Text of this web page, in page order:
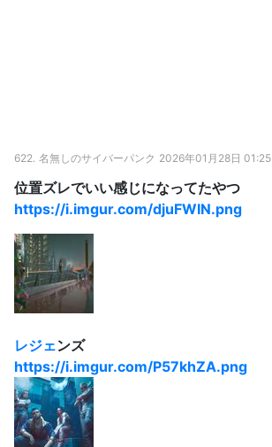
622. 名無しのサイバーパンク 2026年01月28日 01:25
位置ズレでいい感じになってたやつ
https://i.imgur.com/djuFWIN.png
レジェンズ
https://i.imgur.com/P57khZA.png